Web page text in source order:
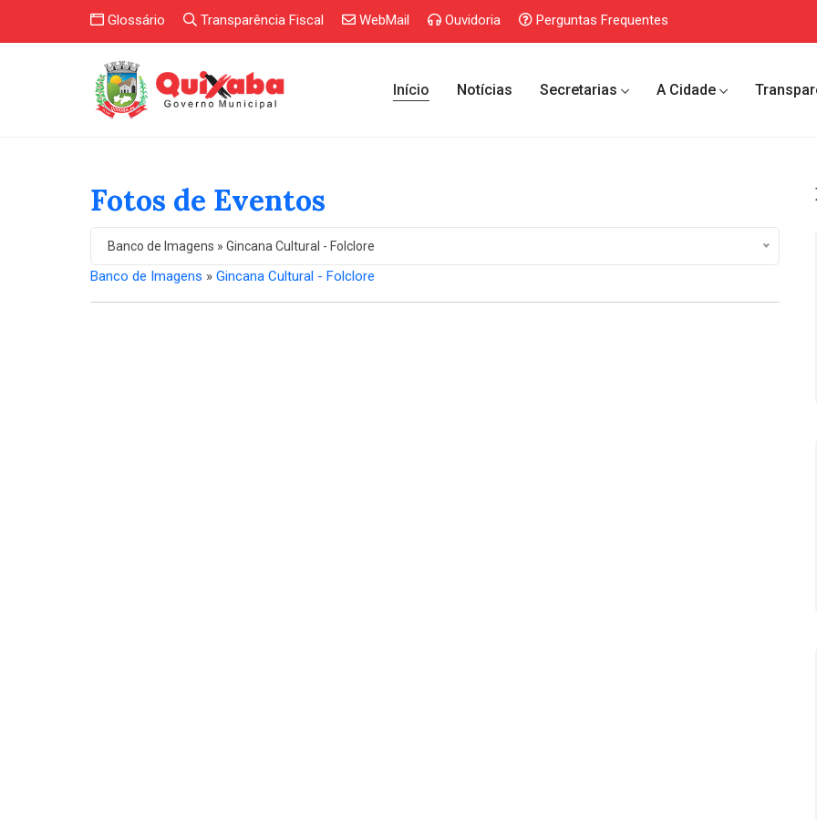
Glossário Transparência Fiscal WebMail Ouvidoria Perguntas Frequentes
Início Notícias Secretarias A Cidade
Fotos de Eventos
Banco de Imagens » Gincana Cultural - Folclore
Banco de Imagens » Gincana Cultural - Folclore